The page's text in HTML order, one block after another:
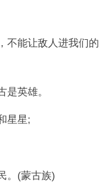
能让敌人进我们的
英雄。
星星;
(蒙古族)